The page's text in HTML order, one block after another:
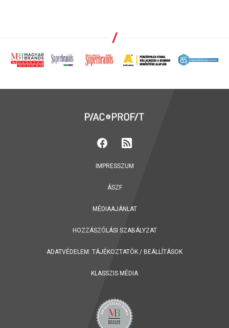
IMPRESSZUM
ÁSZF
MÉDIAAJÁNLAT
HOZZÁSZÓLÁSI SZABÁLYZAT
ADATVÉDELEM: TÁJÉKOZTATÓK / BEÁLLÍTÁSOK
KLASSZIS MÉDIA